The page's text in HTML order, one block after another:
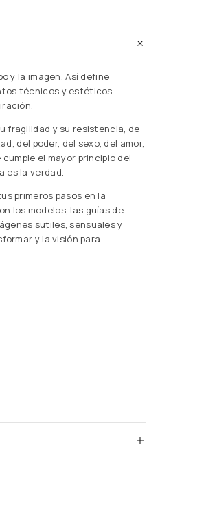
y la imagen. Así define
técnicos y estéticos
fragilidad y su resistencia, de
del poder, del sexo, del amor,
el mayor principio del
es la verdad.
primeros pasos en la
los modelos, las guías de
sutiles, sensuales y
y la visión para